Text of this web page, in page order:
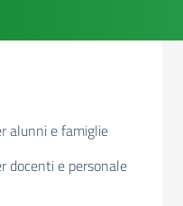
alunni e famiglie
docenti e personale